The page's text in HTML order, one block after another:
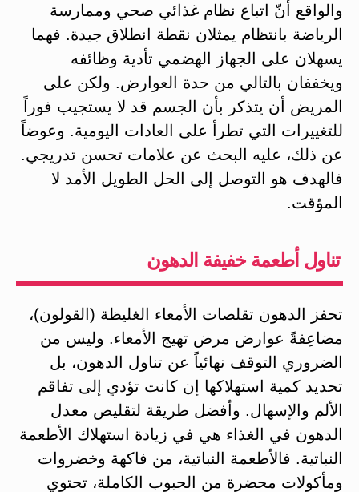
والواقع أنّ اتباع نظام غذائي صحي وممارسة
الرياضة بانتظام يمثلان نقطة انطلاق جيدة. فهما
يسهلان على الجهاز الهضمي تأدية وظائفه
ويخففان بالتالي من حدة العوارض. ولكن على
المريض أن يتذكر بأن الجسم قد لا يستجيب فوراً
للتغييرات التي تطرأ على العادات اليومية. وعوضاً
عن ذلك، عليه البحث عن علامات تحسن تدريجي.
فالهدف هو التوصل إلى الحل الطويل الأمد لا
المؤقت.
تناول أطعمة خفيفة الدهون
تحفز الدهون تقلصات الأمعاء الغليظة (القولون)،
مضاعِفةً عوارض مرض تهيج الأمعاء. وليس من
الضروري التوقف نهائياً عن تناول الدهون، بل
تحديد كمية استهلاكها إن كانت تؤدي إلى تفاقم
الألم والإسهال. وأفضل طريقة لتقليص معدل
الدهون في الغذاء هي في زيادة استهلاك الأطعمة
النباتية. فالأطعمة النباتية، من فاكهة وخضروات
ومأكولات محضرة من الحبوب الكاملة، تحتوي